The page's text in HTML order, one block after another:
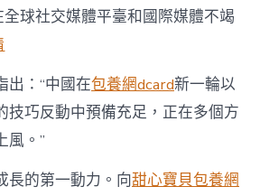
全球社交媒體平臺和國際媒體不竭
出：“中國在包養網dcard新一輪以
技巧反動中預備充足，正在多個方
風。”
長的第一動力。向甜心寶貝包養網